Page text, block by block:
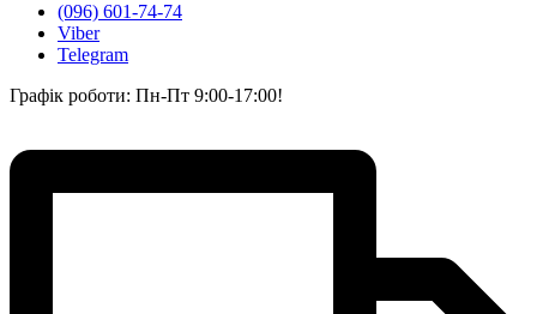
(096) 601-74-74
Viber
Telegram
Графік роботи: Пн-Пт 9:00-17:00!